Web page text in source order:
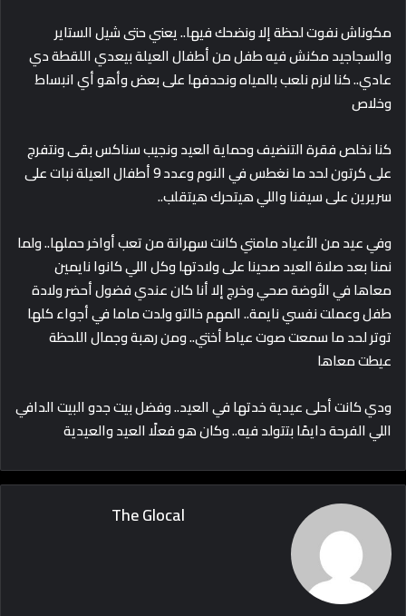
مكوناش نفوت لحظة إلا ونضحك فيها.. يعني حتى شيل الستاير
والسجاجيد مكنش فيه طفل من أطفال العيلة بيعدي اللقطة دي
عادي.. كنا لازم نلعب بالمياه ونحدفها على بعض وأهو أي انبساط
وخلاص
كنا نخلص فقرة التنضيف وحماية العيد ونجيب سناكس بقى ونتفرج
على كرتون لحد ما نغطس في النوم وعدد 9 أطفال العيلة نبات على
سريرين على سيفنا واللي هيتحرك هيتقلب..
وفي عيد من الأعياد مامتي كانت سهرانة من تعب أواخر حملها.. ولما
نمنا بعد صلاة العيد صحينا على ولادتها وكل اللي كانوا نايمين
معاها في الأوضة صحي وخرج إلا أنا كان عندي فضول أحضر ولادة
طفل وعملت نفسي نايمة.. المهم خالتو ولدت ماما في أجواء كلها
توتر لحد ما سمعت صوت عياط أختي.. ومن رهبة وجمال اللحظة
عيطت معاها
ودي كانت أحلى عيدية خدتها في العيد.. وفضل بيت جدو البيت الدافي
اللي الفرحة دايمًا بتتولد فيه.. وكان هو فعلًا العيد والعيدية
The Glocal